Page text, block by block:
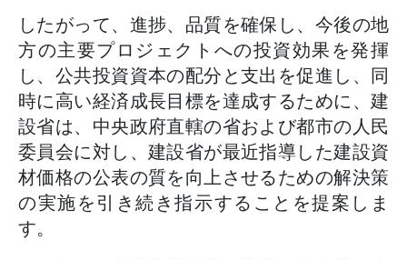
したがって、進捗、品質を確保し、今後の地
方の主要プロジェクトへの投資効果を発揮
し、公共投資資本の配分と支出を促進し、同
時に高い経済成長目標を達成するために、建
設省は、中央政府直轄の省および都市の人民
委員会に対し、建設省が最近指導した建設資
材価格の公表の質を向上させるための解決策
の実施を引き続き指示することを提案しま
す。